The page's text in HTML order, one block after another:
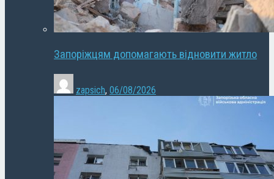
Запоріжцям допомагають відновити житло
zapsich, 06/08/2026